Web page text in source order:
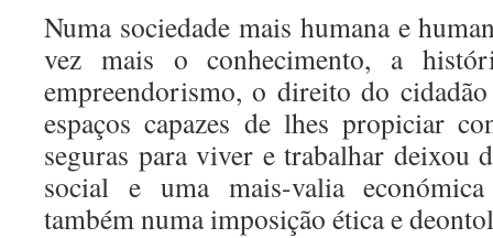
Numa sociedade mais humana e
vez mais o conhecimento, a
empreendorismo, o direito do
espaços capazes de lhes propiciar
seguras para viver e trabalhar deixou
social e uma mais-valia
também numa imposição ética e